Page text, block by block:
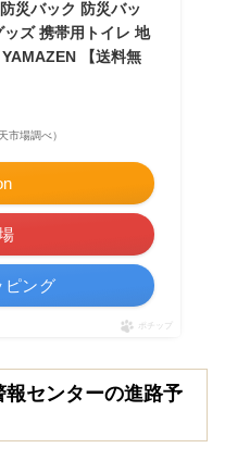
災バック 防災バッ
ズ 携帯用トイレ 地
【送料無
市場調べ）
ピング
ポチップ
報センターの進路予